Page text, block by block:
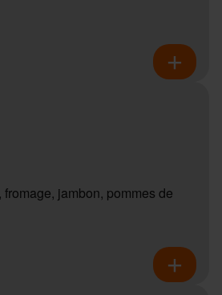
jambon, pommes de